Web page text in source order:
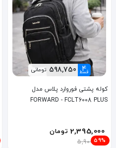
4
قسط 598,750 تومانی
کوله پشتی فوروارد پلاس مدل
FORWARD - FCLT6008 PLUS
2,395,000 تومان
5,900,000
59%